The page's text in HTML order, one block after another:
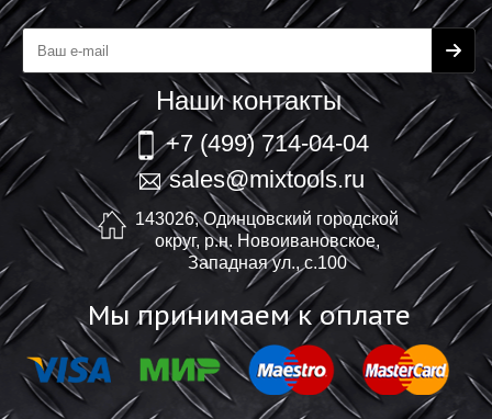
Наши контакты
+7 (499) 714-04-04
sales@mixtools.ru
143026, Одинцовский городской
округ, р.н. Новоивановское,
Западная ул., с.100
Мы принимаем к оплате